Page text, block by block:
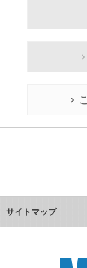
サイトマップ